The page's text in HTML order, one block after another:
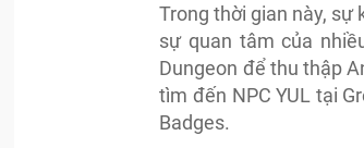
Trong thời gian này,
sự quan tâm của
Dungeon để thu thập
tìm đến NPC YUL tại
Badges.